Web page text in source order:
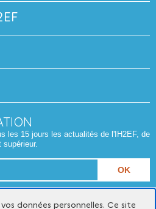
les 15 jours les actualités de l'IH2EF, de
supérieur.
données personnelles. Ce site